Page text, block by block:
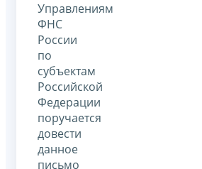
Управлениям
ФНС
России
по
субъектам
Российской
Федерации
поручается
довести
данное
письмо